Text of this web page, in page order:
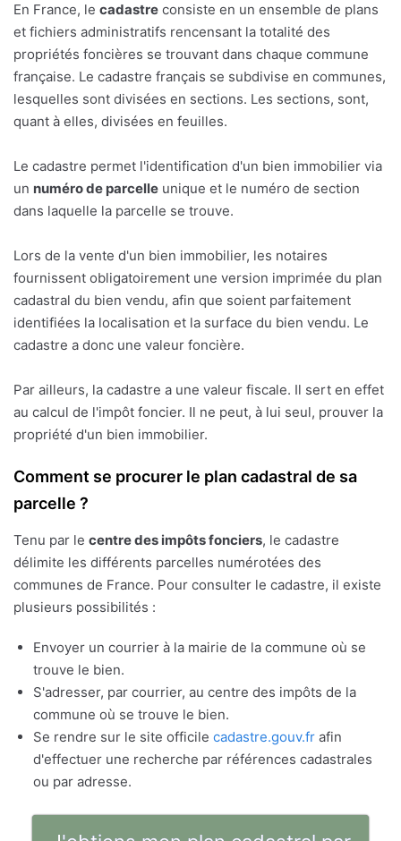
En France, le cadastre consiste en un ensemble de plans
et fichiers administratifs rencensant la totalité des
propriétés foncières se trouvant dans chaque commune
française. Le cadastre français se subdivise en communes,
lesquelles sont divisées en sections. Les sections, sont,
quant à elles, divisées en feuilles.
Le cadastre permet l'identification d'un bien immobilier via
un numéro de parcelle unique et le numéro de section
dans laquelle la parcelle se trouve.
Lors de la vente d'un bien immobilier, les notaires
fournissent obligatoirement une version imprimée du plan
cadastral du bien vendu, afin que soient parfaitement
identifiées la localisation et la surface du bien vendu. Le
cadastre a donc une valeur foncière.
Par ailleurs, la cadastre a une valeur fiscale. Il sert en effet
au calcul de l'impôt foncier. Il ne peut, à lui seul, prouver la
propriété d'un bien immobilier.
Comment se procurer le plan cadastral de sa
parcelle ?
Tenu par le centre des impôts fonciers, le cadastre
délimite les différents parcelles numérotées des
communes de France. Pour consulter le cadastre, il existe
plusieurs possibilités :
Envoyer un courrier à la mairie de la commune où se
trouve le bien.
S'adresser, par courrier, au centre des impôts de la
commune où se trouve le bien.
Se rendre sur le site officile cadastre.gouv.fr afin
d'effectuer une recherche par références cadastrales
ou par adresse.